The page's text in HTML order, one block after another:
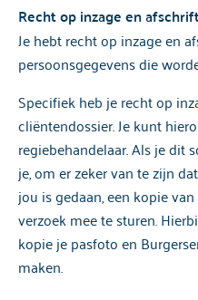
Recht op inzage en
Je hebt recht op inzage en
persoonsgegevens die
Specifiek heb je recht op
cliëntendossier. Je kunt
regiebehandelaar. Als je dit
je, om er zeker van te zijn
jou is gedaan, een kopie
verzoek mee te sturen.
kopie je pasfoto en
maken.